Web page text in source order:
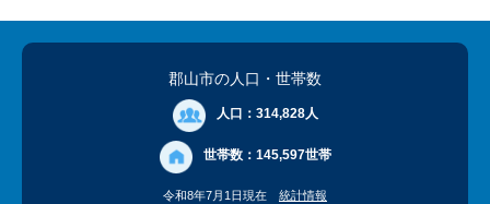
郡山市の人口 ・世帯数
人口： 314,828人
世帯数： 145,597世帯
令和8年7月1日現在 統計情報